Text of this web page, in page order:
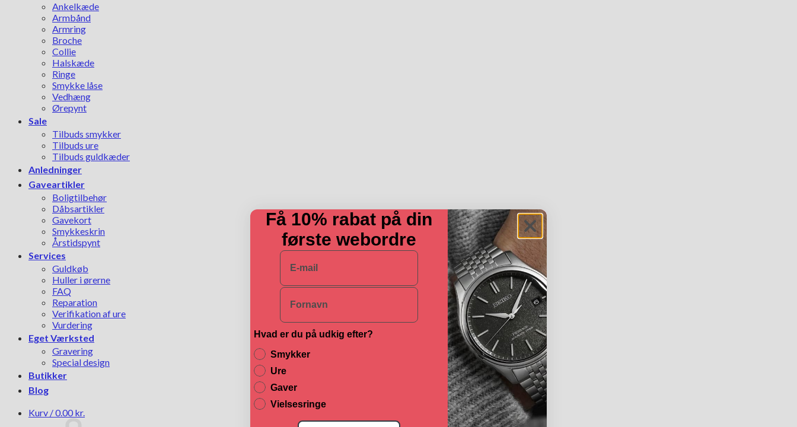
Ankelkæde
Armbånd
Armring
Broche
Collie
Halskæde
Ringe
Smykke låse
Vedhæng
Ørepynt
Sale
Tilbuds smykker
Tilbuds ure
Tilbuds guldkæder
Anledninger
Gaveartikler
Boligtilbehør
Dåbsartikler
Gavekort
Smykkeskrin
Årstidspynt
Services
Guldkøb
Huller i ørerne
FAQ
Reparation
Verifikation af ure
Vurdering
Eget Værksted
Gravering
Special design
Butikker
Blog
Kurv /0.00 kr.
Få 10% rabat på din
første webordre
E-mail
Navn
Hvad er du på udkig efter?
Smykker
Ure
Gaver
Vielsesringe